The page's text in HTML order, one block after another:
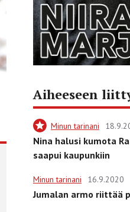
Aiheeseen
Minun tarinani
Nina halusi kumota
saapui kaupunkiin
Minun tarinani 16.9.2020
Jumalan armo riittää